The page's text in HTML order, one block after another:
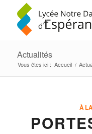
Actualités
Vous êtes ici : Accueil /
À